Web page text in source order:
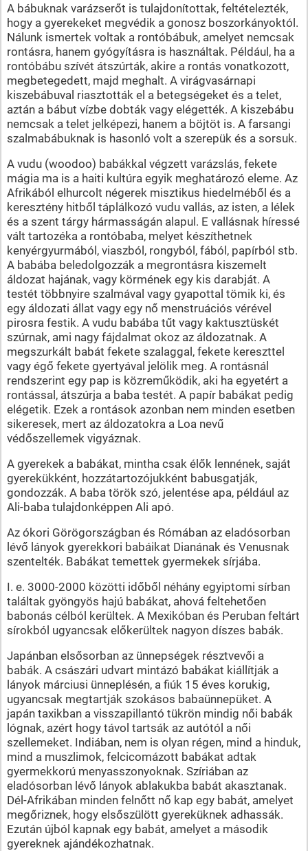
A bábuknak varázserőt is tulajdonítottak, feltételezték,
hogy a gyerekeket megvédik a gonosz boszorkányoktól.
Nálunk ismertek voltak a rontóbábuk, amelyet nemcsak
rontásra, hanem gyógyításra is használtak. Például, ha a
rontóbábu szívét átszúrták, akire a rontás vonatkozott,
megbetegedett, majd meghalt. A virágvasárnapi
kiszebábuval riasztották el a betegségeket és a telet,
aztán a bábut vízbe dobták vagy elégették. A kiszebábu
nemcsak a telet jelképezi, hanem a böjtöt is. A farsangi
szalmabábuknak is hasonló volt a szerepük és a sorsuk.
A vudu (woodoo) babákkal végzett varázslás, fekete
mágia ma is a haiti kultúra egyik meghatározó eleme. Az
Afrikából elhurcolt négerek misztikus hiedelméből és a
keresztény hitből táplálkozó vudu vallás, az isten, a lélek
és a szent tárgy hármasságán alapul. E vallásnak híressé
vált tartozéka a rontóbaba, melyet készíthetnek
kenyérgyurmából, viaszból, rongyból, fából, papírból stb.
A babába beledolgozzák a megrontásra kiszemelt
áldozat hajának, vagy körmének egy kis darabját. A
testét többnyire szalmával vagy gyapottal tömik ki, és
egy áldozati állat vagy egy nő menstruációs vérével
pirosra festik. A vudu babába tűt vagy kaktusztüskét
szúrnak, ami nagy fájdalmat okoz az áldozatnak. A
megszurkált babát fekete szalaggal, fekete kereszttel
vagy égő fekete gyertyával jelölik meg. A rontásnál
rendszerint egy pap is közreműködik, aki ha egyetért a
rontással, átszúrja a baba testét. A papír babákat pedig
elégetik. Ezek a rontások azonban nem minden esetben
sikeresek, mert az áldozatokra a Loa nevű
védőszellemek vigyáznak.
A gyerekek a babákat, mintha csak élők lennének, saját
gyerekükként, hozzátartozójukként babusgatják,
gondozzák. A baba török szó, jelentése apa, például az
Ali-baba tulajdonképpen Ali apó.
Az ókori Görögországban és Rómában az eladósorban
lévő lányok gyerekkori babáikat Dianának és Venusnak
szentelték. Babákat temettek gyermekek sírjába.
I. e. 3000-2000 közötti időből néhány egyiptomi sírban
találtak gyöngyös hajú babákat, ahová feltehetően
babonás célból kerültek. A Mexikóban és Peruban feltárt
sírokból ugyancsak előkerültek nagyon díszes babák.
Japánban elsősorban az ünnepségek résztvevői a
babák. A császári udvart mintázó babákat kiállítják a
lányok márciusi ünneplésén, a fiúk 15 éves korukig,
ugyancsak megtartják szokásos babaünnepüket. A
japán taxikban a visszapillantó tükrön mindig női babák
lógnak, azért hogy távol tartsák az autótól a női
szellemeket. Indiában, nem is olyan régen, mind a hinduk,
mind a muszlimok, felcicomázott babákat adtak
gyermekkorú menyasszonyoknak. Szíriában az
eladósorban lévő lányok ablakukba babát akasztanak.
Dél-Afrikában minden felnőtt nő kap egy babát, amelyet
megőriznek, hogy elsőszülött gyereküknek adhassák.
Ezután újból kapnak egy babát, amelyet a második
gyereknek ajándékozhatnak.